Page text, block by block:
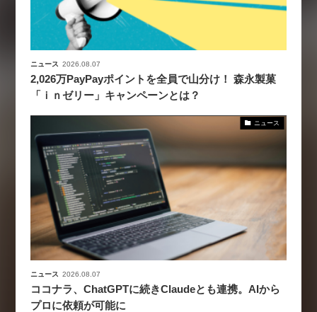
ニュース 2026.08.07
2,026万PayPayポイントを全員で山分け！ 森永製菓
「ｉｎゼリー」キャンペーンとは？
ニュース
ニュース 2026.08.07
ココナラ、ChatGPTに続きClaudeとも連携。AIから
プロに依頼が可能に